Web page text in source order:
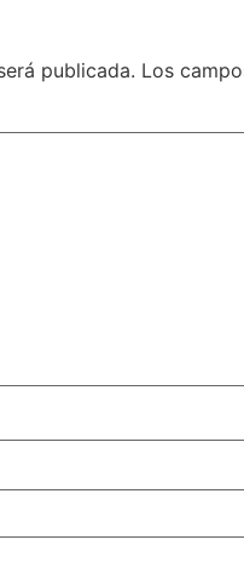
publicada. Los